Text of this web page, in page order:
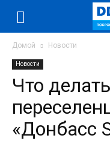
Домой Новости
Новости
Что
«Донбасс